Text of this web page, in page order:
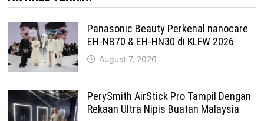
Panasonic Beauty Perkenal nanocare
EH-NB70 & EH-HN30 di KLFW 2026
August 7, 2026
PerySmith AirStick Pro Tampil Dengan
Rekaan Ultra Nipis Buatan Malaysia